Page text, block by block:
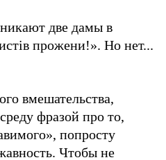
две дамы в
прожени!». Но нет...
вмешательства,
фразой про то,
попросту
Чтобы не